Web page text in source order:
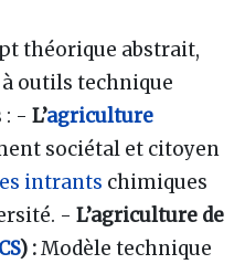
théorique abstrait,
outils technique
: - L’agriculture
sociétal et citoyen
intrants chimiques
- L’agriculture de
) :Modèle technique